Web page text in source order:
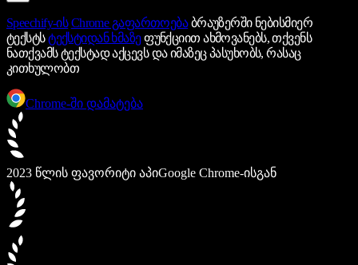
Speechify-ის Chrome გაფართოებაბრაუზერში ნებისმიერ
ტექსტსტექსტიდან ხმაზეფუნქციით ახმოვანებს, თქვენს
ნათქვამს ტექსტად აქცევს და იმაზეც პასუხობს, რასაც
კითხულობთ
Chrome-ში დამატება
2023 წლის ფავორიტი აპიGoogle Chrome-ისგან